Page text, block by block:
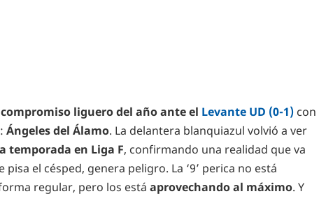
liguero del año ante el Levante UD (0-1) con
Ángeles del Álamo. La delantera blanquiazul volvió a ver
temporada en Liga F, confirmando una realidad que va
el césped, genera peligro. La ‘9’ perica no está
regular, pero los está aprovechando al máximo. Y